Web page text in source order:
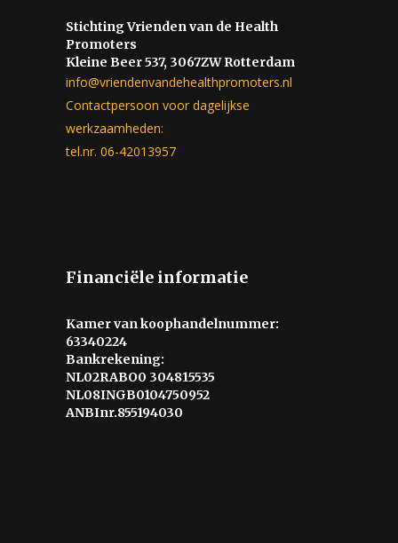
Stichting Vrienden van de Health
Promoters
Kleine Beer 537, 3067ZW Rotterdam
info@vriendenvandehealthpromoters.nl
Contactpersoon voor dagelijkse
werkzaamheden:
tel.nr. 06-42013957
Financiële informatie
Kamer van koophandelnummer:
63340224
Bankrekening:
NL02RABO0 304815535
NL08INGB0104750952
ANBInr.855194030